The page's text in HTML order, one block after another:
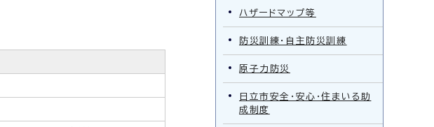
ハザードマップ等
防災訓練・自主防災訓練
原子力防災
日立市安全・安心・住まいる助
成制度